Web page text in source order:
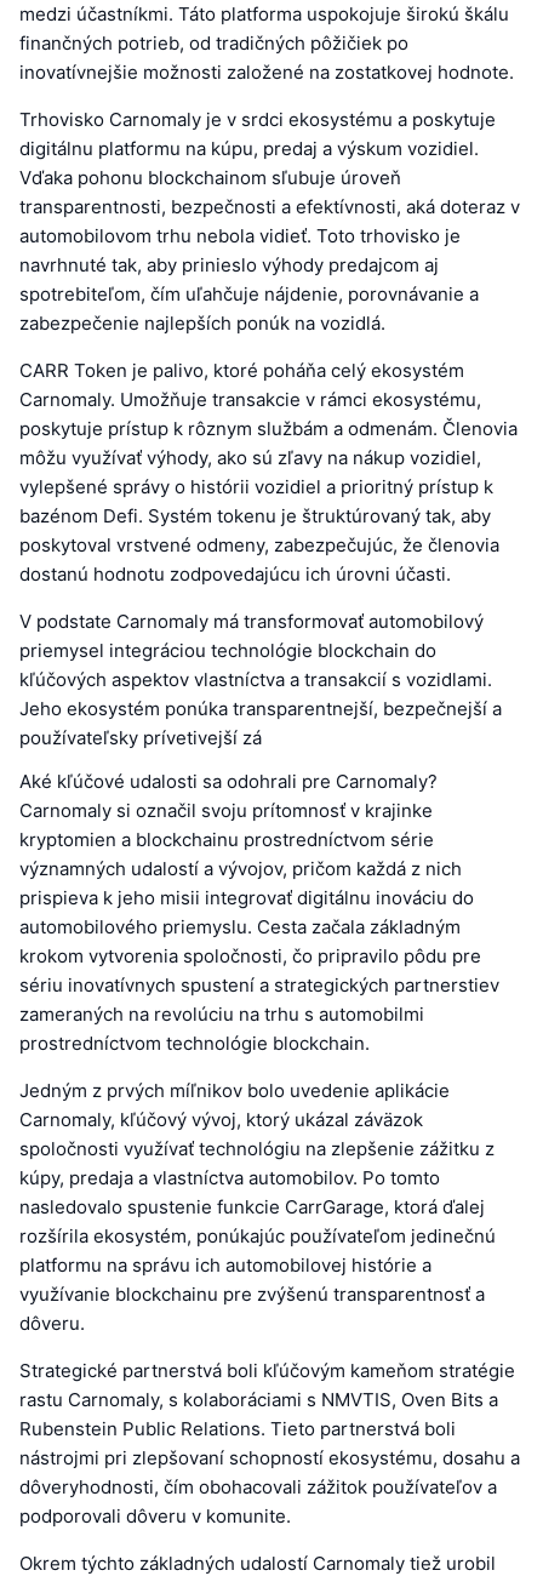
medzi účastníkmi. Táto platforma uspokojuje širokú škálu
finančných potrieb, od tradičných pôžičiek po
inovatívnejšie možnosti založené na zostatkovej hodnote.
Trhovisko Carnomaly je v srdci ekosystému a poskytuje
digitálnu platformu na kúpu, predaj a výskum vozidiel.
Vďaka pohonu blockchainom sľubuje úroveň
transparentnosti, bezpečnosti a efektívnosti, aká doteraz v
automobilovom trhu nebola vidieť. Toto trhovisko je
navrhnuté tak, aby prinieslo výhody predajcom aj
spotrebiteľom, čím uľahčuje nájdenie, porovnávanie a
zabezpečenie najlepších ponúk na vozidlá.
CARR Token je palivo, ktoré poháňa celý ekosystém
Carnomaly. Umožňuje transakcie v rámci ekosystému,
poskytuje prístup k rôznym službám a odmenám. Členovia
môžu využívať výhody, ako sú zľavy na nákup vozidiel,
vylepšené správy o histórii vozidiel a prioritný prístup k
bazénom Defi. Systém tokenu je štruktúrovaný tak, aby
poskytoval vrstvené odmeny, zabezpečujúc, že členovia
dostanú hodnotu zodpovedajúcu ich úrovni účasti.
V podstate Carnomaly má transformovať automobilový
priemysel integráciou technológie blockchain do
kľúčových aspektov vlastníctva a transakcií s vozidlami.
Jeho ekosystém ponúka transparentnejší, bezpečnejší a
používateľsky prívetivejší zá
Aké kľúčové udalosti sa odohrali pre Carnomaly?
Carnomaly si označil svoju prítomnosť v krajinke
kryptomien a blockchainu prostredníctvom série
významných udalostí a vývojov, pričom každá z nich
prispieva k jeho misii integrovať digitálnu inováciu do
automobilového priemyslu. Cesta začala základným
krokom vytvorenia spoločnosti, čo pripravilo pôdu pre
sériu inovatívnych spustení a strategických partnerstiev
zameraných na revolúciu na trhu s automobilmi
prostredníctvom technológie blockchain.
Jedným z prvých míľnikov bolo uvedenie aplikácie
Carnomaly, kľúčový vývoj, ktorý ukázal záväzok
spoločnosti využívať technológiu na zlepšenie zážitku z
kúpy, predaja a vlastníctva automobilov. Po tomto
nasledovalo spustenie funkcie CarrGarage, ktorá ďalej
rozšírila ekosystém, ponúkajúc používateľom jedinečnú
platformu na správu ich automobilovej histórie a
využívanie blockchainu pre zvýšenú transparentnosť a
dôveru.
Strategické partnerstvá boli kľúčovým kameňom stratégie
rastu Carnomaly, s kolaboráciami s NMVTIS, Oven Bits a
Rubenstein Public Relations. Tieto partnerstvá boli
nástrojmi pri zlepšovaní schopností ekosystému, dosahu a
dôveryhodnosti, čím obohacovali zážitok používateľov a
podporovali dôveru v komunite.
Okrem týchto základných udalostí Carnomaly tiež urobil